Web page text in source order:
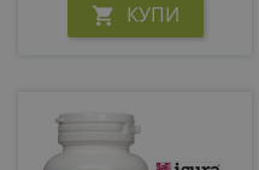
 КУПИ